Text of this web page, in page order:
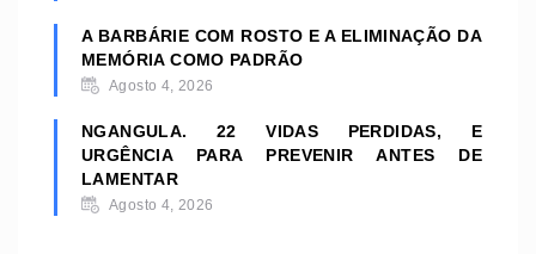
A BARBÁRIE COM ROSTO E A ELIMINAÇÃO DA
MEMÓRIA COMO PADRÃO
Agosto 4, 2026
NGANGULA. 22 VIDAS PERDIDAS, E
URGÊNCIA PARA PREVENIR ANTES DE
LAMENTAR
Agosto 4, 2026